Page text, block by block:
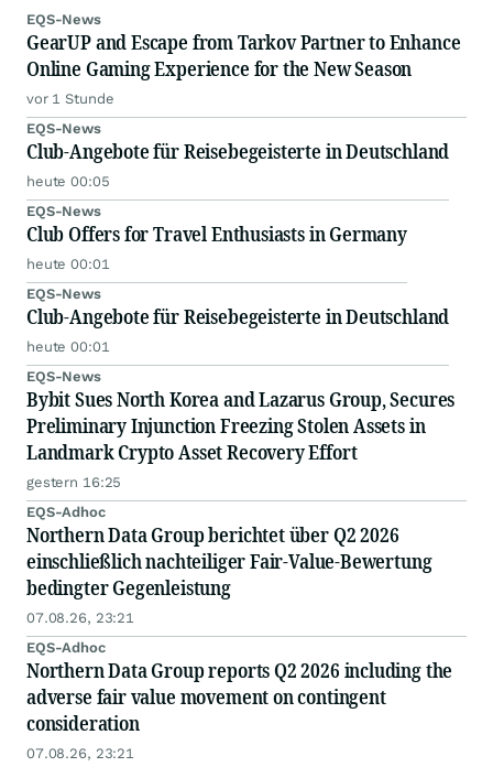
EQS-News
GearUP and Escape from Tarkov Partner to Enhance
Online Gaming Experience for the New Season
vor 1 Stunde
EQS-News
Club-Angebote für Reisebegeisterte in Deutschland
heute 00:05
EQS-News
Club Offers for Travel Enthusiasts in Germany
heute 00:01
EQS-News
Club-Angebote für Reisebegeisterte in Deutschland
heute 00:01
EQS-News
Bybit Sues North Korea and Lazarus Group, Secures
Preliminary Injunction Freezing Stolen Assets in
Landmark Crypto Asset Recovery Effort
gestern 16:25
EQS-Adhoc
Northern Data Group berichtet über Q2 2026
einschließlich nachteiliger Fair-Value-Bewertung
bedingter Gegenleistung
07.08.26, 23:21
EQS-Adhoc
Northern Data Group reports Q2 2026 including the
adverse fair value movement on contingent
consideration
07.08.26, 23:21